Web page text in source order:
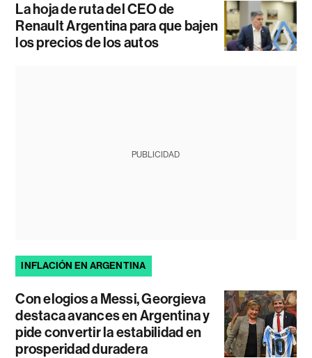
La hoja de ruta del CEO de
Renault Argentina para que bajen
los precios de los autos
PUBLICIDAD
INFLACIÓN EN ARGENTINA
Con elogios a Messi, Georgieva
destaca avances en Argentina y
pide convertir la estabilidad en
prosperidad duradera